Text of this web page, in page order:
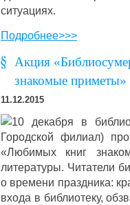
ситуациях.
Подробнее>>>
Акция
знакомые приметы»
11.12.2015
10 декабря в
Городской филиал)
«Любимых книг
литературы. Читатели
о времени праздника:
входа в библиотеку,